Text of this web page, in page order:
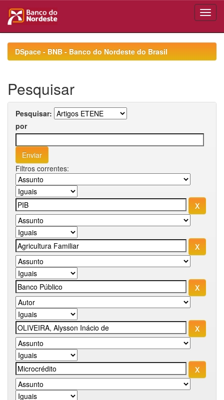
navigationDSpace - BNB - Banco do Nordeste do Brasil
Pesquisar
Pesquisar:
por
Filtros correntes: